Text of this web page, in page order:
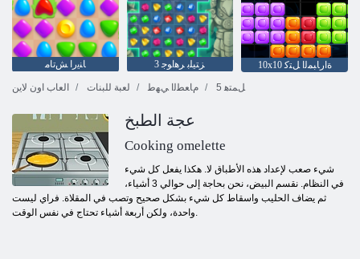
ﺎﻨﻳﺭﺍ ﺶﺗﺎﻣ 3 ﺰﺘﻴﻠﺑ ﺮﻫﺍﻮﺟ
10x10 ﺓﺍﺭﺎﺒﻤﻟﺍ ﻞﺘﻛ
العاب اون لاين
لعبة للبنات ﻡﺎﻌﻄﻟﺍ ﻲﻬﻃ 5 ﻞﻤﺘﻫ
عجة الطبخ
Cooking omelette
شيء صعب لإعداد هذه الأطباق لا. هكذا يفعل كل شيء
في النظام. نقسم البيض، نحن بحاجة إلى حوالي 3 أشياء،
ثم يضاف الحليب واسقاط كل شيء بشكل صحيح وتصب في المقلاة. فراي ليست
واحدة، ولكن أربعة أشياء تحتاج في نفس الوقت.